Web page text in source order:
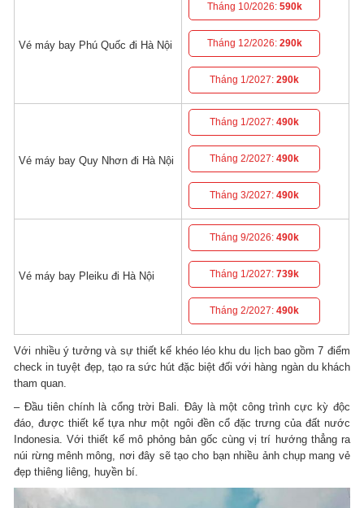
Vé máy bay Phú Quốc đi Hà Nội
Tháng 10/2026: 590k
Tháng 12/2026: 290k
Tháng 1/2027:290k
Vé máy bay Quy Nhơn đi Hà Nội
Tháng 1/2027:490k
Tháng 2/2027:490k
Tháng 3/2027:490k
Vé máy bay Pleiku đi Hà Nội
Tháng 9/2026:490k
Tháng 1/2027:739k
Tháng 2/2027:490k
Với nhiều ý tưởng và sự thiết kế khéo léo khu du lịch bao gồm 7 điểm
check in tuyệt đẹp, tạo ra sức hút đặc biệt đối với hàng ngàn du khách
tham quan.
– Đầu tiên chính là cổng trời Bali. Đây là một công trình cực kỳ độc
đáo, được thiết kế tựa như một ngôi đền cổ đặc trưng của đất nước
Indonesia. Với thiết kế mô phỏng bản gốc cùng vị trí hướng thẳng ra
núi rừng mênh mông, nơi đây sẽ tạo cho bạn nhiều ảnh chụp mang vẻ
đẹp thiêng liêng, huyền bí.